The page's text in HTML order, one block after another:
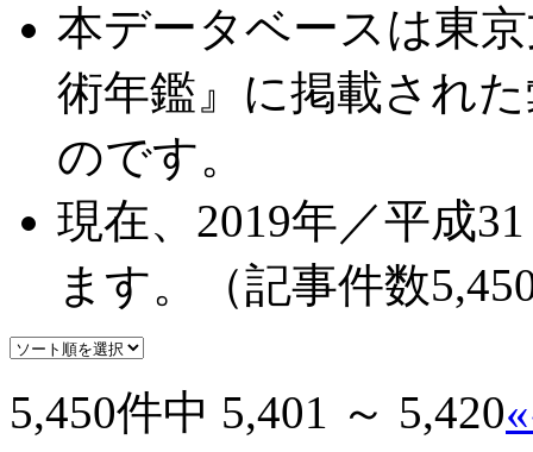
本データベースは東
術年鑑』に掲載され
のです。
現在、2019年／平成
ます。（記事件数
5,450件中 5,401 ～ 5,420«